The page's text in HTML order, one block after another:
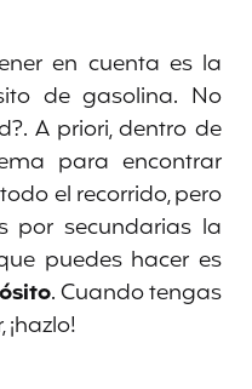
en cuenta es la
de gasolina. No
A priori, dentro de
para encontrar
el recorrido, pero
por secundarias la
puedes hacer es
. Cuando tengas